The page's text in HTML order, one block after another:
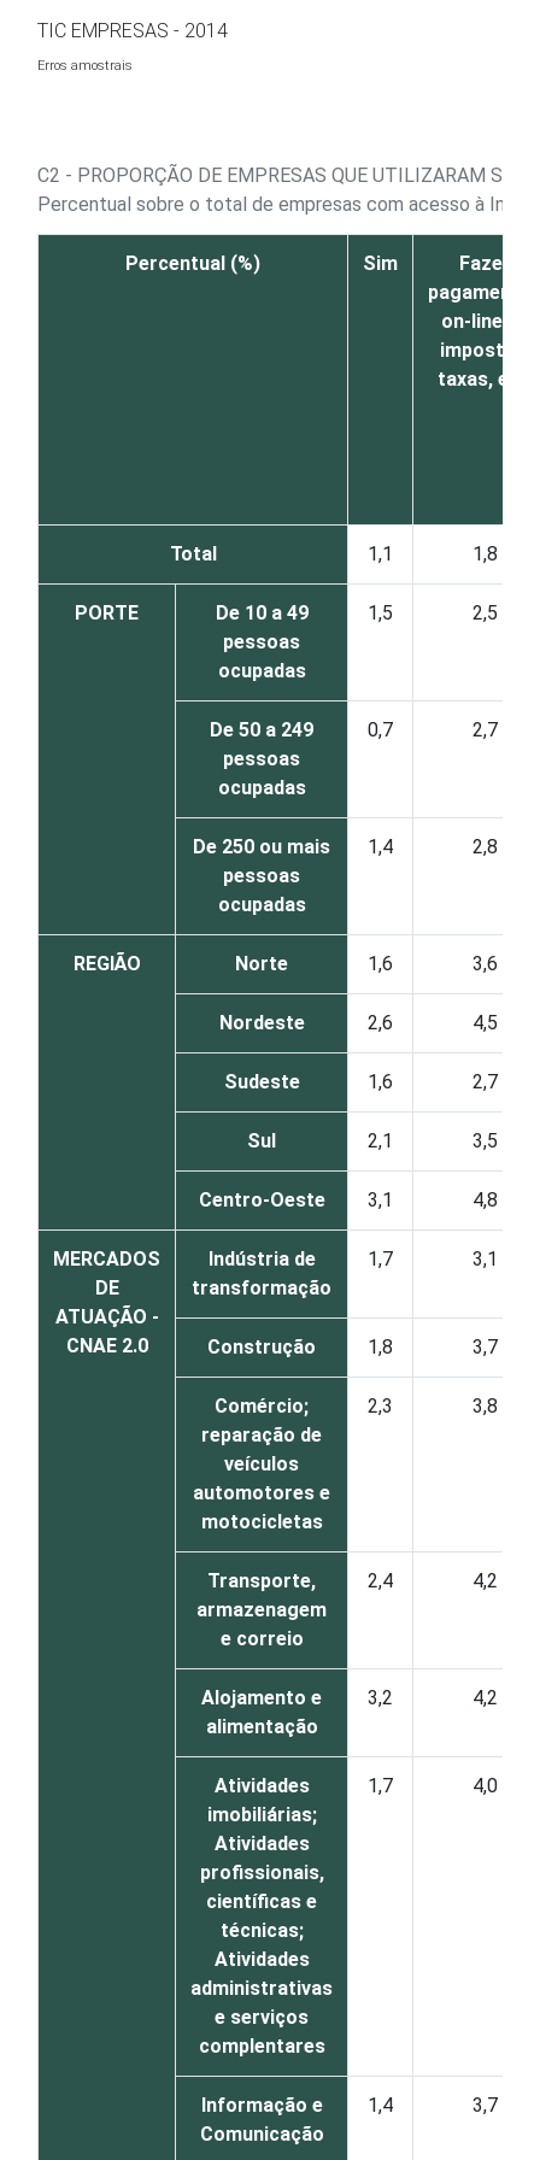
TIC EMPRESAS - 2014
Erros amostrais
C2 - PROPORÇÃO DE EMPRESAS QUE UTILIZARAM
Percentual sobre o total de empresas com acesso à
Percentual (%) Sim
Fazer
on-line de
impostos,
taxas, etc.
Total 1,1 1,8
PORTE
De 10 a 49
pessoas
ocupadas
1,5 2,5
De 50 a 249
pessoas
ocupadas
0,7 2,7
De 250 ou mais
pessoas
ocupadas
1,4 2,8
REGIÃO Norte 1,6 3,6
Nordeste 2,6 4,5
Sudeste 1,6 2,7
Sul 2,1 3,5
Centro-Oeste 3,1 4,8
MERCADOS
DE
ATUAÇÃO -
CNAE 2.0
Indústria de
transformação
1,7 3,1
Construção 1,8 3,7
Comércio;
reparação de
veículos
automotores e
motocicletas
2,3 3,8
Transporte,
armazenagem
e correio
2,4 4,2
Alojamento e
alimentação
3,2 4,2
Atividades
imobiliárias;
Atividades
profissionais,
científicas e
técnicas;
Atividades
administrativas
e serviços
complentares
1,7 4,0
Informação e
Comunicação
1,4 3,7